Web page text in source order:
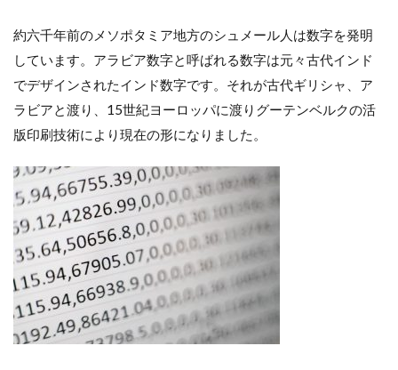
約六千年前のメソポタミア地方のシュメール人は数字を発明
しています。アラビア数字と呼ばれる数字は元々古代インド
でデザインされたインド数字です。それが古代ギリシャ、ア
ラビアと渡り、15世紀ヨーロッパに渡りグーテンベルクの活
版印刷技術により現在の形になりました。